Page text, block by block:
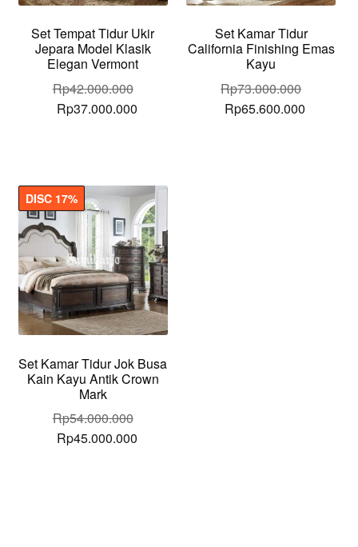
Set Tempat Tidur Ukir
Jepara Model Klasik
Elegan Vermont
Rp42.000.000
Original
Rp37.000.000Current
Set Kamar Tidur
California Finishing Emas
Kayu
Rp73.000.000
Original
Rp65.600.000
Set Kamar Tidur Jok Busa
Kain Kayu Antik Crown
Mark
DISC 17%
Rp54.000.000
Original
Rp45.000.000Current